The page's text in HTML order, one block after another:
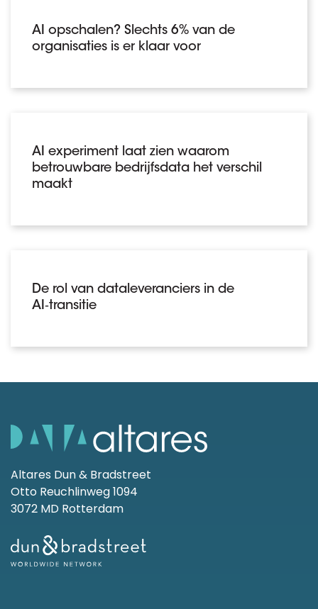
AI opschalen? Slechts 6% van de
organisaties is er klaar voor
AI experiment laat zien waarom
betrouwbare bedrijfsdata het verschil
maakt
De rol van dataleveranciers in de
AI‑transitie
Altares Dun & Bradstreet
Otto Reuchlinweg 1094
3072 MD Rotterdam